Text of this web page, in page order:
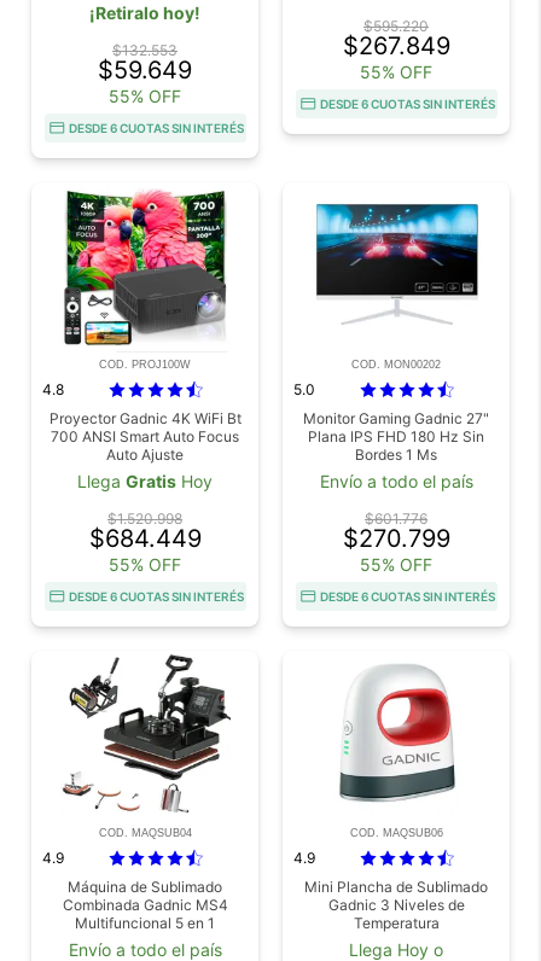
¡Retiralo hoy!
$132.553
$59.649
55% OFF
DESDE 6 CUOTAS SIN INTERÉS
$595.220
$267.849
55% OFF
DESDE 6 CUOTAS SIN INTERÉS
COD. PROJ100W
4.8
Proyector Gadnic 4K WiFi Bt
700 ANSI Smart Auto Focus
Auto Ajuste
Llega Gratis Hoy
$1.520.998
$684.449
55% OFF
DESDE 6 CUOTAS SIN INTERÉS
COD. MON00202
5.0
Monitor Gaming Gadnic 27"
Plana IPS FHD 180 Hz Sin
Bordes 1 Ms
Envío a todo el país
$601.776
$270.799
55% OFF
DESDE 6 CUOTAS SIN INTERÉS
COD. MAQSUB04
4.9
Máquina de Sublimado
Combinada Gadnic MS4
Multifuncional 5 en 1
Envío a todo el país
COD. MAQSUB06
4.9
Mini Plancha de Sublimado
Gadnic 3 Niveles de
Temperatura
Llega Hoy o